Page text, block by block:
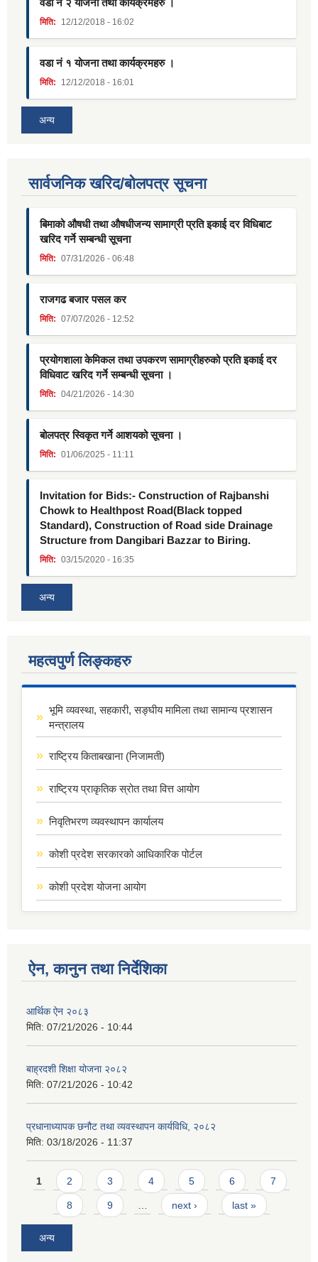
वडा नं २ योजना तथा कार्यक्रमहरु ।
मिति: 12/12/2018 - 16:02
वडा नं १ योजना तथा कार्यक्रमहरु ।
मिति: 12/12/2018 - 16:01
अन्य
सार्वजनिक खरिद/बोलपत्र सूचना
बिमाको औषधी तथा औषधीजन्य सामाग्री प्रति इकाई दर विधिबाट
खरिद गर्ने सम्बन्धी सूचना
मिति: 07/31/2026 - 06:48
राजगढ बजार पसल कर
मिति: 07/07/2026 - 12:52
प्रयोगशाला केमिकल तथा उपकरण सामाग्रीहरुको प्रति इकाई दर
विधिवाट खरिद गर्ने सम्बन्धी सूचना ।
मिति: 04/21/2026 - 14:30
बोलपत्र स्विकृत गर्ने आशयको सूचना ।
मिति: 01/06/2025 - 11:11
Invitation for Bids:- Construction of Rajbanshi
Chowk to Healthpost Road(Black topped
Standard), Construction of Road side Drainage
Structure from Dangibari Bazzar to Biring.
मिति: 03/15/2020 - 16:35
अन्य
महत्वपुर्ण लिङ्कहरु
भूमि व्यवस्था, सहकारी, सङ्घीय मामिला तथा सामान्य प्रशासन
मन्त्रालय
राष्ट्रिय किताबखाना (निजामती)
राष्ट्रिय प्राकृतिक स्रोत तथा वित्त आयोग
निवृतिभरण व्यवस्थापन कार्यालय
कोशी प्रदेश सरकारको आधिकारिक पोर्टल
कोशी प्रदेश योजना आयोग
ऐन, कानुन तथा निर्देशिका
आर्थिक ऐन २०८३
मिति: 07/21/2026 - 10:44
बाह्रदशी शिक्षा योजना २०८२
मिति: 07/21/2026 - 10:42
प्रधानाध्यापक छनौट तथा व्यवस्थापन कार्यविधि, २०८२
मिति: 03/18/2026 - 11:37
Pages
1 2 3 4 5 6 7
8 9 next › last »
अन्य